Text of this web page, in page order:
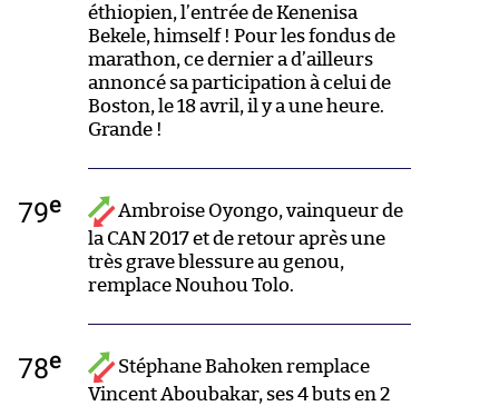
éthiopien, l’entrée de Kenenisa
Bekele, himself ! Pour les fondus de
marathon, ce dernier a d’ailleurs
annoncé sa participation à celui de
Boston, le 18 avril, il y a une heure.
Grande !
79e
Ambroise Oyongo, vainqueur de
la CAN 2017 et de retour après une
très grave blessure au genou,
remplace Nouhou Tolo.
78e
Stéphane Bahoken remplace
Vincent Aboubakar, ses 4 buts en 2